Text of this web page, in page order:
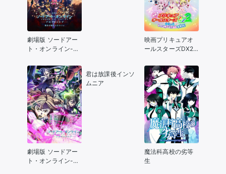
劇場版 ソードアー
ト・オンライン-プ
夕闇のスケルツォ
映画プリキュアオ
ールスターズDX2
ボージュエルを守
れ
劇場版 ソードアー
ト・オンライン-プ
君は放課後インソ
ムニア
魔法科高校の劣等
生